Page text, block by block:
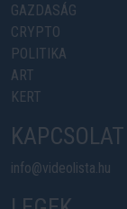
GAZDASÁG
CRYPTO
POLITIKA
ART
KERT
KAPCSOLAT
info@videolista.hu